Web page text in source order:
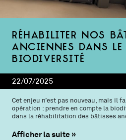
Réhabiliter nos
anciennes dans le
biodiversité
22/07/2025
Cet enjeu n’est pas nouveau, mais il
opération : prendre en compte la
dans la réhabilitation des bâtisses
Afficher la suite